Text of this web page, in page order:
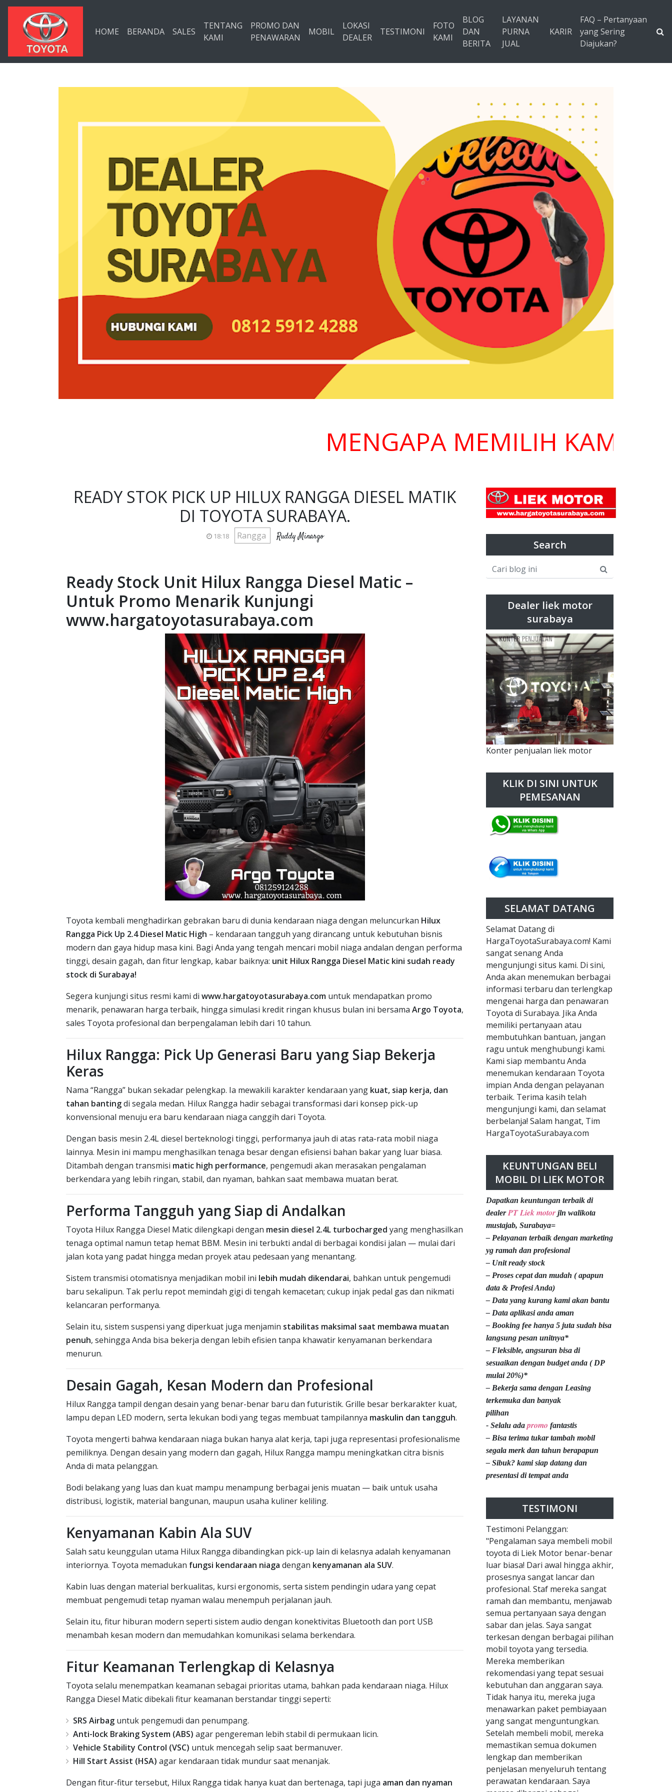
Langsung ke konten utama
HOME BERANDA SALES
TENTANG
KAMI
PROMO DAN
PENAWARAN
MOBIL
LOKASI
DEALER
TESTIMONI
FOTO
KAMI
BLOG
DAN
BERITA
LAYANAN
PURNA
JUAL
KARIR
FAQ – Pertanyaan
yang Sering
Diajukan?
MENGAPA MEMILIH KAMI ???
READY STOK PICK UP HILUX RANGGA DIESEL MATIK
DI TOYOTA SURABAYA.
18:18 Rangga Ruddy Minargo
Ready Stock Unit Hilux Rangga Diesel Matic –
Untuk Promo Menarik Kunjungi
www.hargatoyotasurabaya.com
Toyota kembali menghadirkan gebrakan baru di dunia kendaraan niaga dengan meluncurkan Hilux
Rangga Pick Up 2.4 Diesel Matic High – kendaraan tangguh yang dirancang untuk kebutuhan bisnis
modern dan gaya hidup masa kini. Bagi Anda yang tengah mencari mobil niaga andalan dengan performa
tinggi, desain gagah, dan fitur lengkap, kabar baiknya: unit Hilux Rangga Diesel Matic kini sudah ready
stock di Surabaya!
Segera kunjungi situs resmi kami di www.hargatoyotasurabaya.com untuk mendapatkan promo
menarik, penawaran harga terbaik, hingga simulasi kredit ringan khusus bulan ini bersama Argo Toyota,
sales Toyota profesional dan berpengalaman lebih dari 10 tahun.
Hilux Rangga: Pick Up Generasi Baru yang Siap Bekerja
Keras
Nama “Rangga” bukan sekadar pelengkap. Ia mewakili karakter kendaraan yang kuat, siap kerja, dan
tahan bantingdi segala medan. Hilux Rangga hadir sebagai transformasi dari konsep pick-up
konvensional menuju era baru kendaraan niaga canggih dari Toyota.
Dengan basis mesin 2.4L diesel berteknologi tinggi, performanya jauh di atas rata-rata mobil niaga
lainnya. Mesin ini mampu menghasilkan tenaga besar dengan efisiensi bahan bakar yang luar biasa.
Ditambah dengan transmisi matic high performance, pengemudi akan merasakan pengalaman
berkendara yang lebih ringan, stabil, dan nyaman, bahkan saat membawa muatan berat.
Performa Tangguh yang Siap di Andalkan
Toyota Hilux Rangga Diesel Matic dilengkapi dengan mesin diesel 2.4L turbocharged yang menghasilkan
tenaga optimal namun tetap hemat BBM. Mesin ini terbukti andal di berbagai kondisi jalan — mulai dari
jalan kota yang padat hingga medan proyek atau pedesaan yang menantang.
Sistem transmisi otomatisnya menjadikan mobil ini lebih mudah dikendarai, bahkan untuk pengemudi
baru sekalipun. Tak perlu repot memindah gigi di tengah kemacetan; cukup injak pedal gas dan nikmati
kelancaran performanya.
Selain itu, sistem suspensi yang diperkuat juga menjamin stabilitas maksimal saat membawa muatan
penuh, sehingga Anda bisa bekerja dengan lebih efisien tanpa khawatir kenyamanan berkendara
menurun.
Desain Gagah, Kesan Modern dan Profesional
Hilux Rangga tampil dengan desain yang benar-benar baru dan futuristik. Grille besar berkarakter kuat,
lampu depan LED modern, serta lekukan bodi yang tegas membuat tampilannya maskulin dan tangguh.
Toyota mengerti bahwa kendaraan niaga bukan hanya alat kerja, tapi juga representasi profesionalisme
pemiliknya. Dengan desain yang modern dan gagah, Hilux Rangga mampu meningkatkan citra bisnis
Anda di mata pelanggan.
Bodi belakang yang luas dan kuat mampu menampung berbagai jenis muatan — baik untuk usaha
distribusi, logistik, material bangunan, maupun usaha kuliner keliling.
Kenyamanan Kabin Ala SUV
Salah satu keunggulan utama Hilux Rangga dibandingkan pick-up lain di kelasnya adalah kenyamanan
interiornya. Toyota memadukan fungsi kendaraan niaga dengan kenyamanan ala SUV.
Kabin luas dengan material berkualitas, kursi ergonomis, serta sistem pendingin udara yang cepat
membuat pengemudi tetap nyaman walau menempuh perjalanan jauh.
Selain itu, fitur hiburan modern seperti sistem audio dengan konektivitas Bluetooth dan port USB
menambah kesan modern dan memudahkan komunikasi selama berkendara.
Fitur Keamanan Terlengkap di Kelasnya
Toyota selalu menempatkan keamanan sebagai prioritas utama, bahkan pada kendaraan niaga. Hilux
Rangga Diesel Matic dibekali fitur keamanan berstandar tinggi seperti:
SRS Airbag untuk pengemudi dan penumpang.
Anti-lock Braking System (ABS) agar pengereman lebih stabil di permukaan licin.
Vehicle Stability Control (VSC) untuk mencegah selip saat bermanuver.
Hill Start Assist (HSA) agar kendaraan tidak mundur saat menanjak.
Dengan fitur-fitur tersebut, Hilux Rangga tidak hanya kuat dan bertenaga, tapi juga aman dan nyaman
Search
Dealer liek motor
surabaya
Konter penjualan liek motor
KLIK DI SINI UNTUK
PEMESANAN
SELAMAT DATANG
Selamat Datang di
HargaToyotaSurabaya.com! Kami
sangat senang Anda
mengunjungi situs kami. Di sini,
Anda akan menemukan berbagai
informasi terbaru dan terlengkap
mengenai harga dan penawaran
Toyota di Surabaya. Jika Anda
memiliki pertanyaan atau
membutuhkan bantuan, jangan
ragu untuk menghubungi kami.
Kami siap membantu Anda
menemukan kendaraan Toyota
impian Anda dengan pelayanan
terbaik. Terima kasih telah
mengunjungi kami, dan selamat
berbelanja! Salam hangat, Tim
HargaToyotaSurabaya.com
KEUNTUNGAN BELI
MOBIL DI LIEK MOTOR
Dapatkan keuntungan terbaik di
dealerPT Liek motor jln walikota
mustajab, Surabaya=
– Pelayanan terbaik dengan marketing
yg ramah dan profesional
– Unit ready stock
– Proses cepat dan mudah ( apapun
data & Profesi Anda)
– Data yang kurang kami akan bantu
– Data aplikasi anda aman
– Booking fee hanya 5 juta sudah bisa
langsung pesan unitnya*
– Fleksible, angsuran bisa di
sesuaikan dengan budget anda ( DP
mulai 20%)*
– Bekerja sama dengan Leasing
terkemuka dan banyak
pilihan
- Selalu ada promo fantastis
– Bisa terima tukar tambah mobil
segala merk dan tahun berapapun
– Sibuk? kami siap datang dan
presentasi di tempat anda
TESTIMONI
Testimoni Pelanggan:
"Pengalaman saya membeli mobil
toyota di Liek Motor benar-benar
luar biasa! Dari awal hingga akhir,
prosesnya sangat lancar dan
profesional. Staf mereka sangat
ramah dan membantu, menjawab
semua pertanyaan saya dengan
sabar dan jelas. Saya sangat
terkesan dengan berbagai pilihan
mobil toyota yang tersedia.
Mereka memberikan
rekomendasi yang tepat sesuai
kebutuhan dan anggaran saya.
Tidak hanya itu, mereka juga
menawarkan paket pembiayaan
yang sangat menguntungkan.
Setelah membeli mobil, mereka
memastikan semua dokumen
lengkap dan memberikan
penjelasan menyeluruh tentang
perawatan kendaraan. Saya